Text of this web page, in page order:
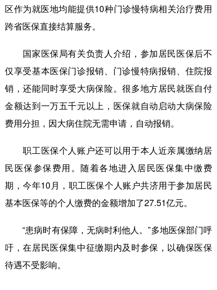
区作为就医地均能提供10种门诊慢特病相关治疗费用
跨省医保直接结算服务。
国家医保局有关负责人介绍，参加居民医保后不
仅享受基本医保门诊报销、门诊慢特病报销、住院报
销，还能同时享受大病保险。很多地方居民就医自付
金额达到一万五千元以上，医保就自动启动大病保险
费用分担，因大病住院无需申请，自动报销。
职工医保个人账户还可以用于本人近亲属缴纳居
民医保参保费用。随着各地进入居民医保集中缴费
期，今年10月，职工医保个人账户共济用于参加居民
基本医保等的个人缴费的金额增加了27.51亿元。
“患病时有保障，无病时利他人。”多地医保部门呼
吁，在居民医保集中征缴期内及时参保，以确保医保
待遇不受影响。